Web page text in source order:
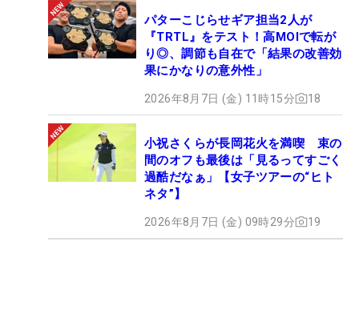
パターこじらせギア担当2人が
『TRTL』をテスト！高MOIで転が
り◎、調節も自在で「結果の改善効
果にかなりの意外性」
2026年8月7日 (金) 11時15分 18
小祝さくらが長岡花火を満喫 束の
間のオフも最後は「見るってすごく
過酷だなぁ」【女子ツアーの“ヒト
ネタ”】
2026年8月7日 (金) 09時29分 19